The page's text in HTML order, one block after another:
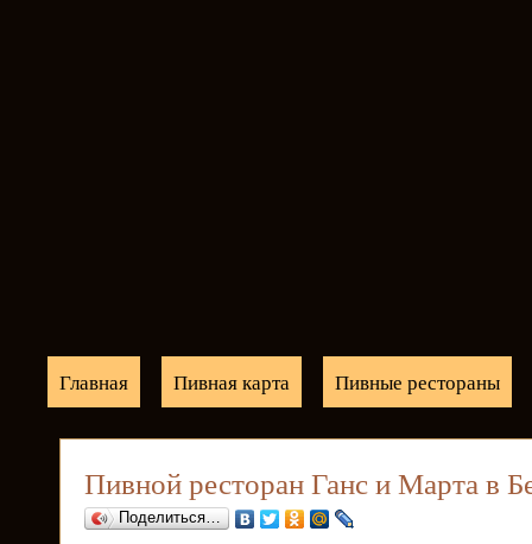
Главная Пивная карта Пивные рестораны
Пивной ресторан Ганс и Марта в
Поделиться…